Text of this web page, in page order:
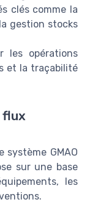
clés comme la
gestion stocks
les opérations
et la traçabilité
flux
système GMAO
sur une base
les